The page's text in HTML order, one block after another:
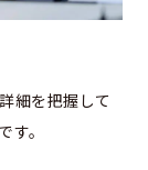
細を把握して
。